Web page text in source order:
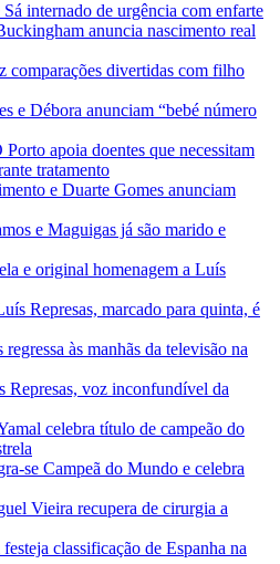
internado de urgência com enfarte
anuncia nascimento real
comparações divertidas com filho
e Débora anunciam “bebé número
Porto apoia doentes que necessitam
tratamento
e Duarte Gomes anunciam
e Maguigas já são marido e
e original homenagem a Luís
Represas, marcado para quinta, é
às manhãs da televisão na
Represas, voz inconfundível da
celebra título de campeão do
se Campeã do Mundo e celebra
Vieira recupera de cirurgia a
classificação de Espanha na